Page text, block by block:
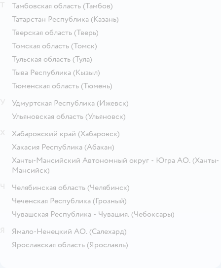
Тамбовская область (Тамбов)
Татарстан Республика (Казань)
Тверская область (Тверь)
Томская область (Томск)
Тульская область (Тула)
Тыва Республика (Кызыл)
Тюменская область (Тюмень)
Удмуртская Республика (Ижевск)
Ульяновская область (Ульяновск)
Хабаровский край (Хабаровск)
Хакасия Республика (Абакан)
Ханты-Мансийский Автономный округ - Югра АО. (Ханты-
Мансийск)
Челябинская область (Челябинск)
Чеченская Республика (Грозный)
Чувашская Республика - Чувашия. (Чебоксары)
Ямало-Ненецкий АО. (Салехард)
Ярославская область (Ярославль)